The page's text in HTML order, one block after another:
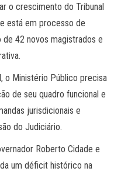
o crescimento do Tribunal
está em processo de
42 novos magistrados e
o Ministério Público precisa
de seu quadro funcional e
jurisdicionais e
do Judiciário.
Roberto Cidade e
um déficit histórico na